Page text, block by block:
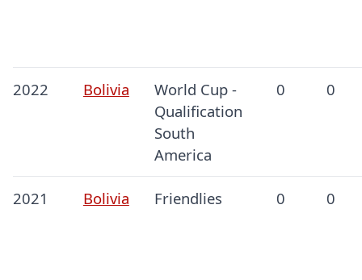
2022 Bolivia
World Cup -
Qualification
South
America
0 0
2021 Bolivia Friendlies 0 0